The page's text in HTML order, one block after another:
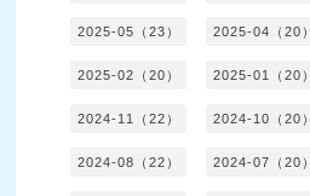
2025-05（23） 2025-04（20）
2025-02（20） 2025-01（20）
2024-11（22） 2024-10（20）
2024-08（22） 2024-07（20）